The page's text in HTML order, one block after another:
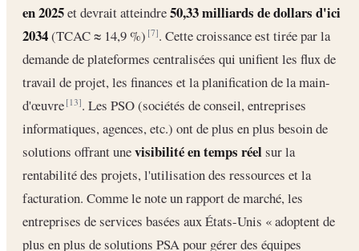
en 2025et devrait atteindre50,33 milliards de dollars d'ici
2034(TCAC ≈ 14,9 %)[7]. Cette croissance est tirée par la
demande de plateformes centralisées qui unifient les flux de
travail de projet, les finances et la planification de la main-
d'œuvre[13]. Les PSO (sociétés de conseil, entreprises
informatiques, agences, etc.) ont de plus en plus besoin de
solutions offrant unevisibilité en temps réelsur la
rentabilité des projets, l'utilisation des ressources et la
facturation. Comme le note un rapport de marché, les
entreprises de services basées aux États-Unis « adoptent de
plus en plus de solutions PSA pour gérer des équipes